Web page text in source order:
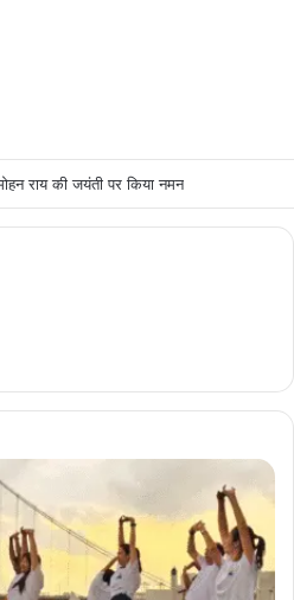
राय की जयंती पर किया नमन